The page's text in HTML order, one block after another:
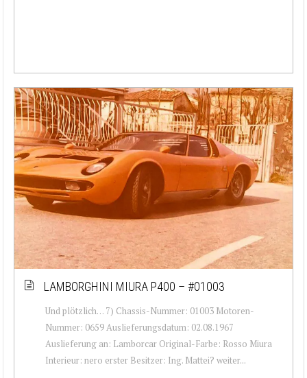
LAMBORGHINI MIURA P400 – #01003
Und plötzlich… 7) Chassis-Nummer: 01003 Motoren-
Nummer: 0659 Auslieferungsdatum: 02.08.1967
Auslieferung an: Lamborcar Original-Farbe: Rosso Miura
Interieur: nero erster Besitzer: Ing. Mattei? weiter...